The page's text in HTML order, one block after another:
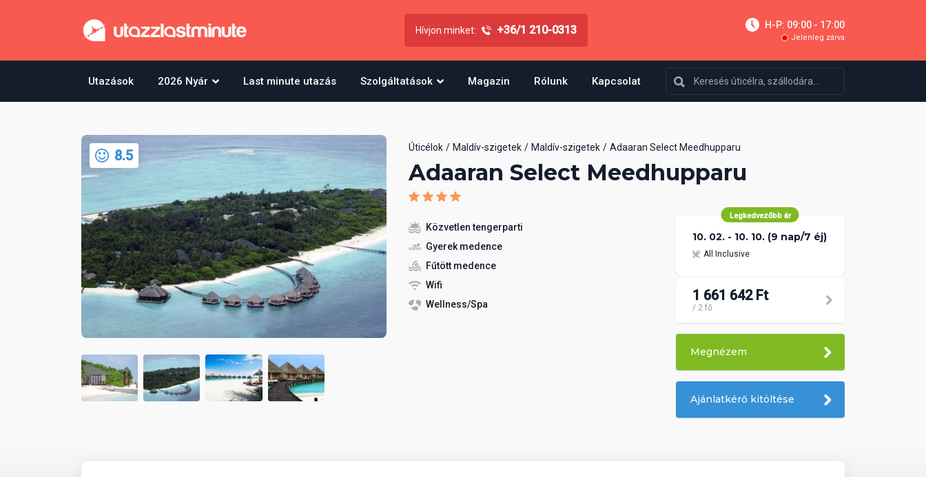
Hívjon minket: +36/1 210-0313 H-P: 09:00 - 17:00
Jelenleg zárva
Utazások 2026 Nyár Last minute utazás Szolgáltatások Magazin Rólunk Kapcsolat
8.5 Úticélok Maldív-szigetek Maldív-szigetek Adaaran Select Meedhupparu
Adaaran Select Meedhupparu
Közvetlen tengerparti
Gyerek medence
Fűtött medence
Wifi
Wellness/Spa
Legkedvezőbb ár
10. 02. - 10. 10. (9 nap/7 éj)
All Inclusive
1 661 642 Ft
/ 2 fő
Megnézem
Ajánlatkérő kitöltése